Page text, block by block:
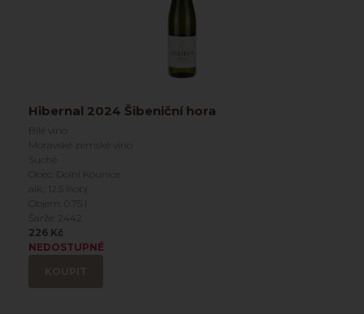
Hibernal 2024 Šibeniční hora
Bílé víno
Moravské zemské víno
Suché
Obec: Dolní Kounice
alk.: 12.5 %obj
Objem: 0.75 l
Šarže: 2442
226 Kč
NEDOSTUPNÉ